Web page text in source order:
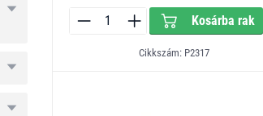
Kosárba rak
Cikkszám: P2317